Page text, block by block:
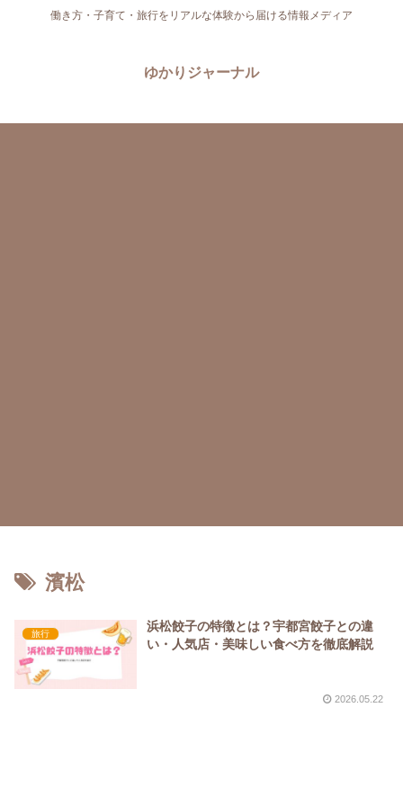
働き方・子育て・旅行をリアルな体験から届ける情報メディア
ゆかりジャーナル
濱松
旅行
浜松餃子の特徴とは？宇都宮餃子との違
い・人気店・美味しい食べ方を徹底解説
2026.05.22